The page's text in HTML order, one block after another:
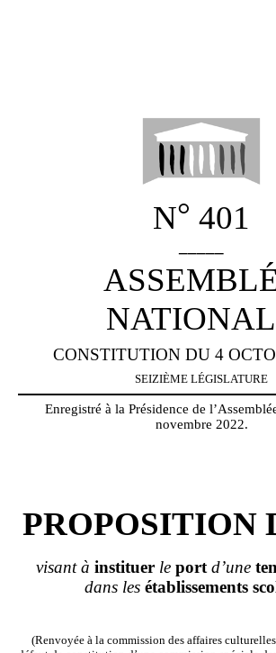
N° 401
CONSTITUTION DU 4
SEIZIÈME LÉGISLATURE
Enregistré à la Présidence de
novembre 2022.
PROPOSITION
visant à instituer le port d’une
dans les établissements
(Renvoyée à la commission des affaires